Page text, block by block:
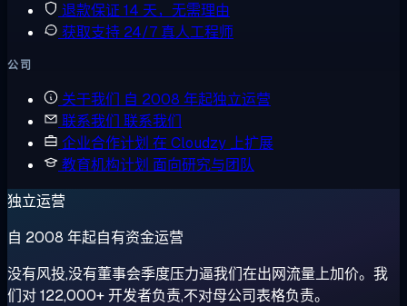
退款保证 14 天，无需理由
获取支持 24/7 真人工程师
公司
关于我们 自 2008 年起独立运营
联系我们 联系我们
企业合作计划 在 Cloudzy 上扩展
教育机构计划 面向研究与团队
独立运营
自 2008 年起自有资金运营
没有风投,没有董事会季度压力逼我们在出网流量上加价。我
们对 122,000+ 开发者负责,不对母公司表格负责。